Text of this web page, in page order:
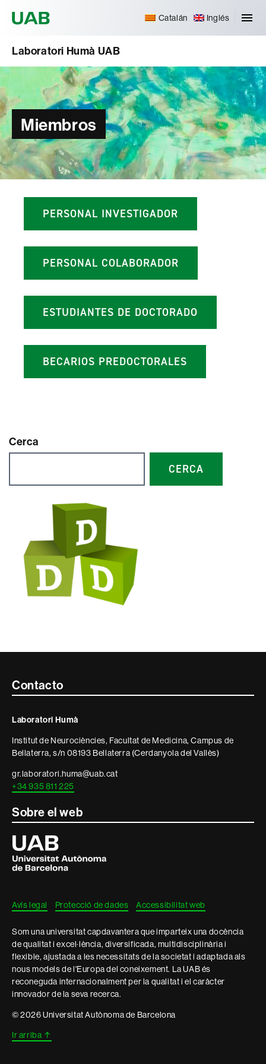
Catalán Inglés
Laboratori Humà UAB
Miembros
PERSONAL INVESTIGADOR
PERSONAL COLABORADOR
ESTUDIANTES DE DOCTORADO
BECARIOS PREDOCTORALES
Cerca
CERCA
Contacte
informació
legal
Contacto
Laboratori Humà
Institut de Neurociències, Facultat de Medicina, Campus de
Bellaterra, s/n 08193 Bellaterra (Cerdanyola del Vallès)
gr.laboratori.huma@uab.cat
+34 935 811 225
Sobre el web
Universitat
Autònoma
de
Barcelona
Avís legal Protecció de dades Accessibilitat web
Som una universitat capdavantera que imparteix una docència
de qualitat i excel·lència, diversificada, multidisciplinària i
flexible, ajustada a les necessitats de la societat i adaptada als
nous models de l'Europa del coneixement. La UAB és
reconeguda internacionalment per la qualitat i el caràcter
innovador de la seva recerca.
© 2026 Universitat Autònoma de Barcelona
Ir arriba ↑